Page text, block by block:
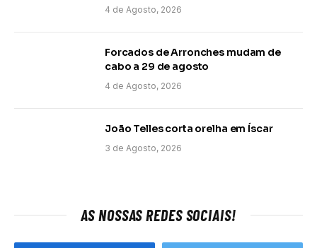
4 de Agosto, 2026
Forcados de Arronches mudam de
cabo a 29 de agosto
4 de Agosto, 2026
João Telles corta orelha em Íscar
3 de Agosto, 2026
AS NOSSAS REDES SOCIAIS!